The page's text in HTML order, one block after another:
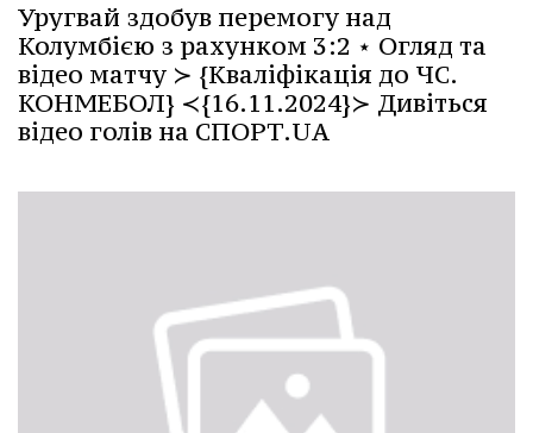
Уругвай здобув перемогу над
Колумбією з рахунком 3:2 ⋆ Огляд та
відео матчу ≻ {Кваліфікація до ЧС.
КОНМЕБОЛ} ≺{16.11.2024}≻ Дивіться
відео голів на СПОРТ.UA